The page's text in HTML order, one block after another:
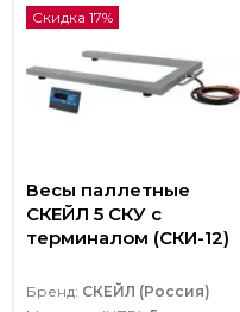
Скидка 17%
Весы паллетные
СКЕЙЛ 5 СКУ с
терминалом (СКИ-12)
Бренд: СКЕЙЛ (Россия)